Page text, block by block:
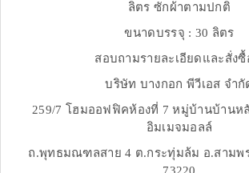
ลิตร ซักผ้าตามปกติ
ขนาดบรรจุ : 30 ลิตร
สอบถามรายละเอียดและสั่งซื้
บริษัท บางกอก พีวีเอส จำกั
259/7 โฮมออฟฟิคห้องที่ 7 หมู่บ้านบ้านห
อิมเมจมอลล์
ถ.พุทธมณฑลสาย 4 ต.กระทุ่มล้ม อ.สามพ